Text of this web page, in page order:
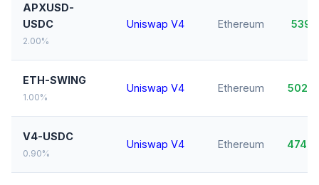
APXUSD-
USDC
2.00%
Uniswap V4 Ethereum
ETH-SWING
1.00%
Uniswap V4 Ethereum
V4-USDC
0.90%
Uniswap V4 Ethereum